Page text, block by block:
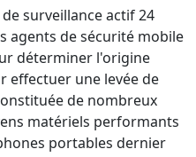
surveillance actif 24
agents de sécurité mobile
déterminer l'origine
effectuer une levée de
de nombreux
matériels performants
portables dernier